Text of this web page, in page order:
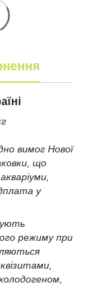
вимог Нової
що
у
режиму при